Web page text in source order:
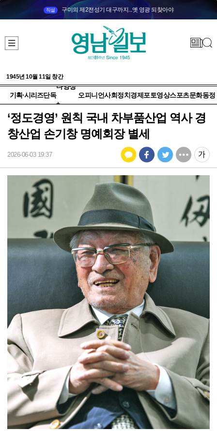
직설 구미의 제2전성기 대구까지...옛 영광 되찾아야
1945년 10월 11일 창간
기획·시리즈단독
다양성
+
오피니언사회정치 경제 포토영상스포츠문화동정
‘정도경영’ 원칙 국내 차부품산업 역사 경
창산업 손기창 명예회장 별세
2026-06-03 19:37